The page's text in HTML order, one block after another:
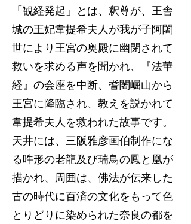
「観経発起」とは、釈尊が、王舎
城の王妃韋提希夫人が我が子阿闍
世により王宮の奥殿に幽閉されて
救いを求める声を聞かれ、『法華
経』の会座を中断、耆闍崛山から
王宮に降臨され、教えを説かれて
韋提希夫人を救われた故事です。
天井には、三阪雅彦画伯制作にな
る吽形の老龍及び瑞鳥の鳳と凰が
描かれ、周囲は、佛法が伝来した
古の時代に百済の文化をもって色
とりどりに染められた奈良の都を